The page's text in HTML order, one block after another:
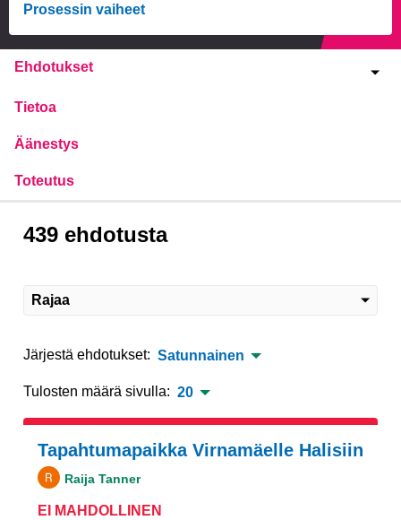
Prosessin vaiheet
Ehdotukset
Tietoa
Äänestys
Toteutus
439 ehdotusta
Rajaa
Järjestä ehdotukset: Satunnainen
Tulosten määrä sivulla: 20
Tapahtumapaikka Virnamäelle Halisiin
Raija Tanner
EI MAHDOLLINEN